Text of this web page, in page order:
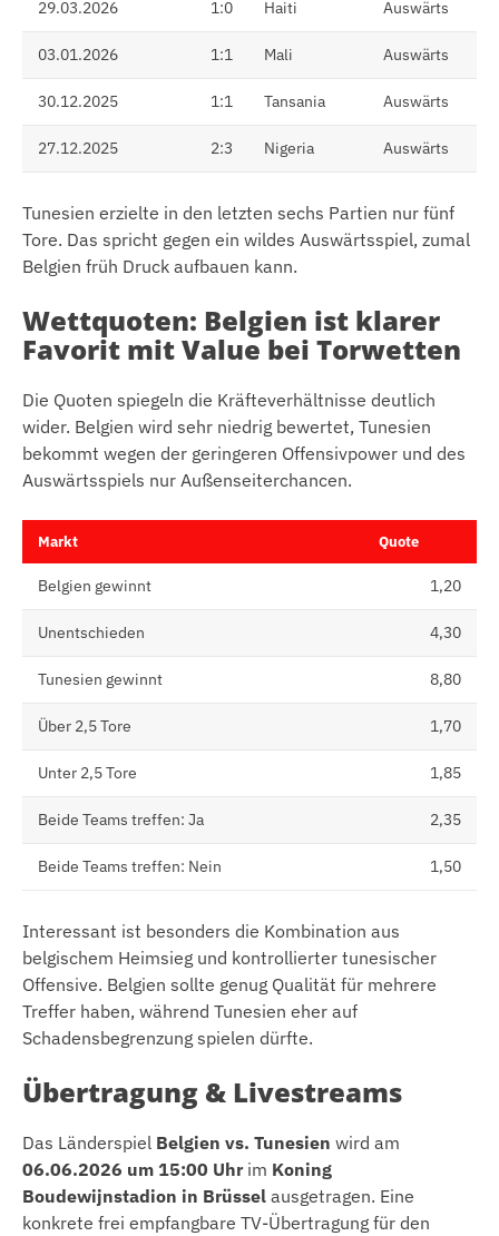
29.03.2026 1:0 Haiti Auswärts
03.01.2026 1:1 Mali Auswärts
30.12.2025 1:1 Tansania Auswärts
27.12.2025 2:3 Nigeria Auswärts
Tunesien erzielte in den letzten sechs Partien nur fünf
Tore. Das spricht gegen ein wildes Auswärtsspiel, zumal
Belgien früh Druck aufbauen kann.
Wettquoten: Belgien ist klarer
Favorit mit Value bei Torwetten
Die Quoten spiegeln die Kräfteverhältnisse deutlich
wider. Belgien wird sehr niedrig bewertet, Tunesien
bekommt wegen der geringeren Offensivpower und des
Auswärtsspiels nur Außenseiterchancen.
Markt Quote
Belgien gewinnt 1,20
Unentschieden 4,30
Tunesien gewinnt 8,80
Über 2,5 Tore 1,70
Unter 2,5 Tore 1,85
Beide Teams treffen: Ja 2,35
Beide Teams treffen: Nein 1,50
Interessant ist besonders die Kombination aus
belgischem Heimsieg und kontrollierter tunesischer
Offensive. Belgien sollte genug Qualität für mehrere
Treffer haben, während Tunesien eher auf
Schadensbegrenzung spielen dürfte.
Übertragung & Livestreams
Das Länderspiel Belgien vs. Tunesien wird am
06.06.2026 um 15:00 Uhr im Koning
Boudewijnstadion in Brüssel ausgetragen. Eine
konkrete frei empfangbare TV-Übertragung für den